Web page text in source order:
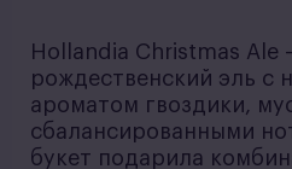
Hollandia Christmas
рождественский эль
ароматом гвоздики,
сбалансированными
букет подарила